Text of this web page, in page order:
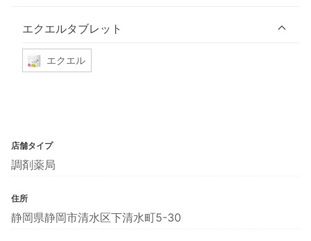
エクエルタブレット
エクエル
店舗タイプ
調剤薬局
住所
静岡県静岡市清水区下清水町5-30